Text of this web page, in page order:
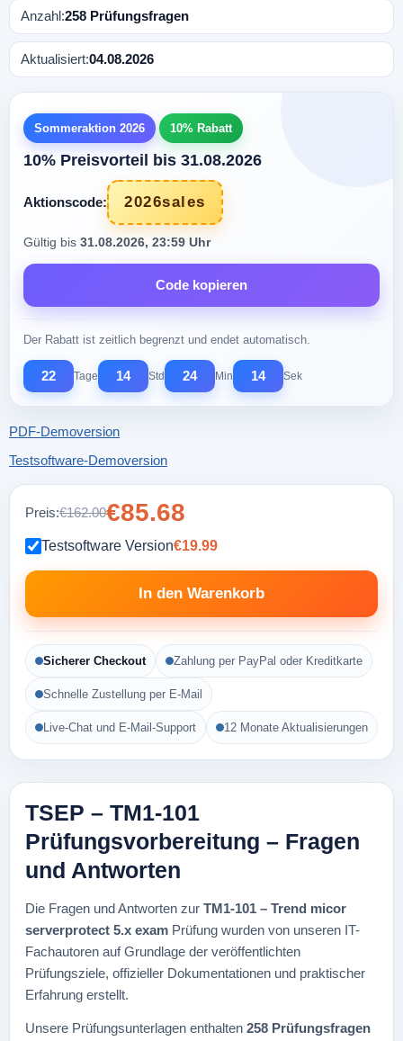
Anzahl:258 Prüfungsfragen
Aktualisiert:04.08.2026
Sommeraktion 2026 10% Rabatt
10% Preisvorteil bis 31.08.2026
Aktionscode: 2026sales
Gültig bis 31.08.2026, 23:59 Uhr
Code kopieren
Der Rabatt ist zeitlich begrenzt und endet automatisch.
22 Tage 14 Std 24 Min 13 Sek
PDF-Demoversion
Testsoftware-Demoversion
Preis:€162.00€85.68
Testsoftware Version€19.99
In den Warenkorb
Sicherer Checkout Zahlung per PayPal oder Kreditkarte
Schnelle Zustellung per E-Mail
Live-Chat und E-Mail-Support 12 Monate Aktualisierungen
TSEP – TM1-101
Prüfungsvorbereitung – Fragen
und Antworten
Die Fragen und Antworten zur TM1-101 – Trend micor
serverprotect 5.x exam Prüfung wurden von unseren IT-
Fachautoren auf Grundlage der veröffentlichten
Prüfungsziele, offizieller Dokumentationen und praktischer
Erfahrung erstellt.
Unsere Prüfungsunterlagen enthalten 258 Prüfungsfragen